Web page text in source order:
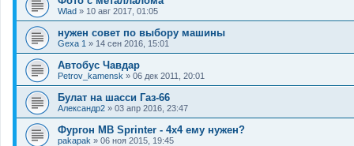
Wlad » 10 авг 2017, 01:05
нужен совет по выбору машины
Gexa 1 » 14 сен 2016, 15:01
Автобус Чавдар
Petrov_kamensk » 06 дек 2011, 20:01
Булат на шасси Газ-66
Александр2 » 03 апр 2016, 23:47
Фургон MB Sprinter - 4x4 ему нужен?
pakapak » 06 ноя 2015, 19:45